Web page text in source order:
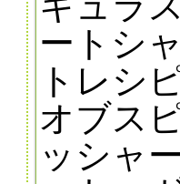
ートシ
トレシ
オブス
ッシャ